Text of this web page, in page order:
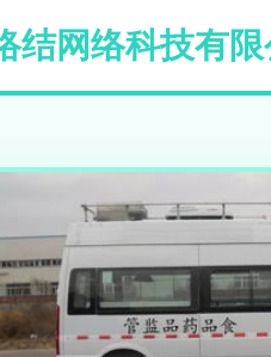
结网络科技有限